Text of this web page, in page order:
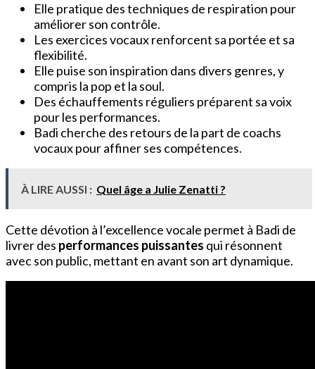
Elle pratique des techniques de respiration pour
améliorer son contrôle.
Les exercices vocaux renforcent sa portée et sa
flexibilité.
Elle puise son inspiration dans divers genres, y
compris la pop et la soul.
Des échauffements réguliers préparent sa voix
pour les performances.
Badi cherche des retours de la part de coachs
vocaux pour affiner ses compétences.
À LIRE AUSSI : Quel âge a Julie Zenatti ?
Cette dévotion à l’excellence vocale permet à Badi de
livrer des performances puissantes qui résonnent
avec son public, mettant en avant son art dynamique.